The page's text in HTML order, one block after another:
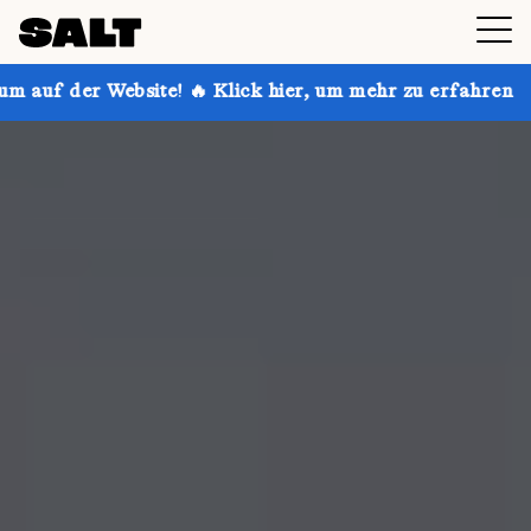
🔥 Klick hier, um mehr zu erfahren Hol dir bis